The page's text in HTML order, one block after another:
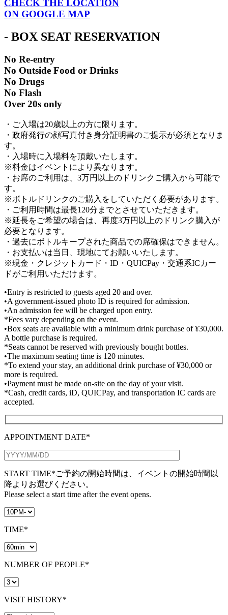
CHECK THE LOCATION
ON GOOGLE MAP
- BOX SEAT RESERVATION
No Re-entry
No Outside Food or Drinks
No Drugs
No Flash
Over 20s only
・ご入場は20歳以上の方に限ります。
・政府発行の顔写真付き身分証明書のご提示が必須となりま
す。
・入場時に入場料を頂戴いたします。
※料金はイベントにより異なります。
・お席のご利用は、3万円以上のドリンクご購入から可能で
す。
※ボトルドリンクのご購入をしていただく必要があります。
・ご利用時間は最長120分までとさせていただきます。
※延長をご希望の場合は、再度3万円以上のドリンク購入が
必要となります。
・過去にボトルキープされた商品での席確保はできません。
・お支払いは当日、現地にてお願いいたします。
※現金・クレジットカード・ID・QUICPay・交通系ICカー
ドがご利用いただけます。
•Entry is restricted to guests aged 20 and over.
•A government-issued photo ID is required for admission.
•An admission fee will be charged upon entry.
*Fees vary depending on the event.
•Box seats are available with a minimum drink purchase of ¥30,000.
A bottle purchase is required.
*Seats cannot be reserved with previously bought bottles.
•The maximum seating time is 120 minutes.
*To extend your stay, an additional drink purchase of ¥30,000 or
more is required.
•Payment must be made on-site on the day of your visit.
*Cash, credit cards, iD, QUICPay, and transportation IC cards are
accepted.
APPOINTMENT DATE*
START TIME*ご予約の開始時間は、イベントの開始時間以
降よりお選びください。
Please select a start time after the event opens.
TIME*
NUMBER OF PEOPLE*
VISIT HISTORY*